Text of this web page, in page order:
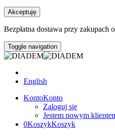
Akceptuję
Bezpłatna dostawa przy zakupach
Toggle navigation
English
KontoKonto
Zaloguj się
Jestem nowym
0KoszykKoszyk